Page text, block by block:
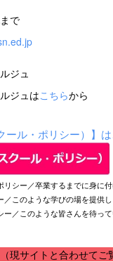
で
ジュ
ジュはこちらから
ール・ポリシー）】
シー／卒業するまでに身に
このような学びの場を提供
／このような皆さんを待っ
現サイトと合わせてご